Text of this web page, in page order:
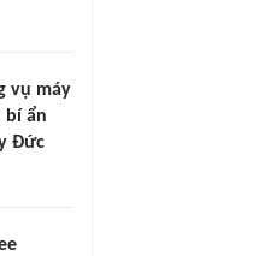
vụ máy
bí ẩn
Đức